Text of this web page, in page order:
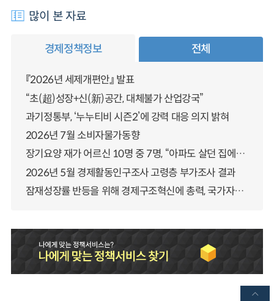
많이 본 자료
경제정책정보 전체
『2026년 세제개편안』 발표
“초(超)성장+신(新)공간, 대체불가 산업강국”
과기정통부, ‘누누티비 시즌2’에 강력 대응 의지 밝혀
2026년 7월 소비자물가동향
장기요양 재가 어르신 10명 중 7명, “아파도 살던 집에서 살겠다” 「2025년 장기요양실태조사」 결과 발표
2026년 5월 경제활동인구조사 고령층 부가조사 결과
잠재성장률 반등을 위해 경제구조혁신에 총력, 국가자산 관리체계 대전환